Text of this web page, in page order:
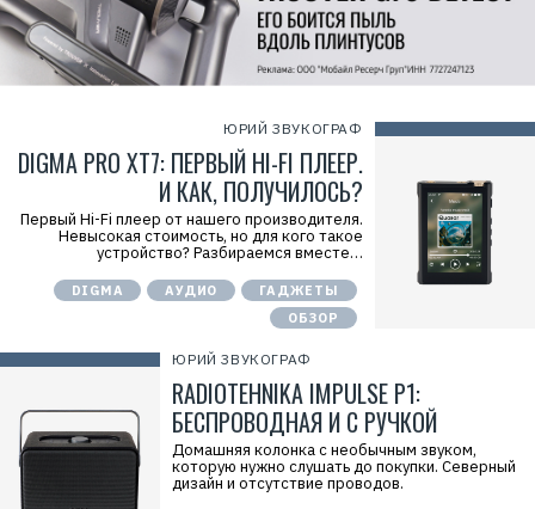
ЮРИЙ ЗВУКОГРАФ
DIGMA PRO XT7: ПЕРВЫЙ HI-FI ПЛЕЕР.
И КАК, ПОЛУЧИЛОСЬ?
Первый Hi-Fi плеер от нашего производителя.
Невысокая стоимость, но для кого такое
устройство? Разбираемся вместе…
DIGMA АУДИО
ГАДЖЕТЫ
ОБЗОР
ЮРИЙ ЗВУКОГРАФ
RADIOTEHNIKA IMPULSE P1:
БЕСПРОВОДНАЯ И С РУЧКОЙ
Домашняя колонка с необычным звуком,
которую нужно слушать до покупки. Северный
дизайн и отсутствие проводов.